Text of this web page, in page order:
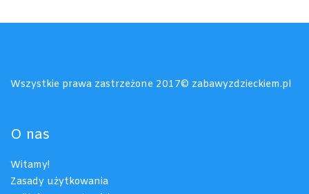
Wszystkie prawa zastrzeżone 2017© zabawyzdzieckiem.pl
O nas
Witamy!
Zasady użytkowania